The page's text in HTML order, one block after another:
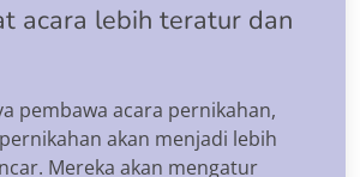
acara lebih teratur dan
pembawa acara pernikahan,
akan menjadi lebih
Mereka akan mengatur